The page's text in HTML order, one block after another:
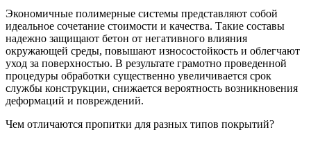
Экономичные полимерные системы представляют собой
идеальное сочетание стоимости и качества. Такие составы
надежно защищают бетон от негативного влияния
окружающей среды, повышают износостойкость и облегчают
уход за поверхностью. В результате грамотно проведенной
процедуры обработки существенно увеличивается срок
службы конструкции, снижается вероятность возникновения
деформаций и повреждений.
Чем отличаются пропитки для разных типов покрытий?